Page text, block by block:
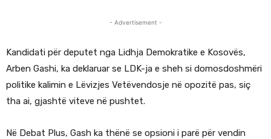
- Advertisement -
Kandidati për deputet nga Lidhja Demokratike e Kosovës,
Arben Gashi, ka deklaruar se LDK-ja e sheh si domosdoshmëri
politike kalimin e Lëvizjes Vetëvendosje në opozitë pas, siç
tha ai, gjashtë viteve në pushtet.
Në Debat Plus, Gash ka thënë se opsioni i parë për vendin